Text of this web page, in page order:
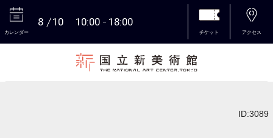
カレンダー
8 10 10:00 18:00
チケット アクセス
ID:3089